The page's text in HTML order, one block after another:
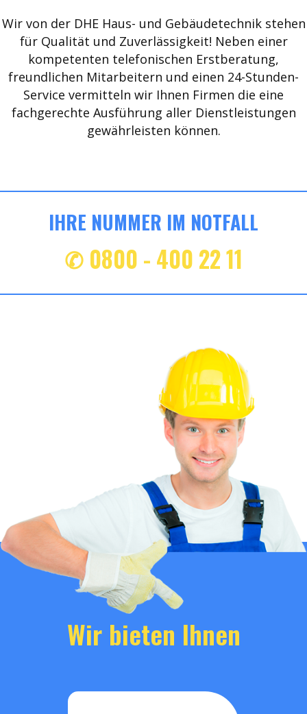
Wir von der DHE Haus- und Gebäudetechnik stehen
für Qualität und Zuverlässigkeit! Neben einer
kompetenten telefonischen Erstberatung,
freundlichen Mitarbeitern und einen 24-Stunden-
Service vermitteln wir Ihnen Firmen die eine
fachgerechte Ausführung aller Dienstleistungen
gewährleisten können.
IHRE NUMMER IM NOTFALL
✆ 0800 - 400 22 11
Wir bieten Ihnen